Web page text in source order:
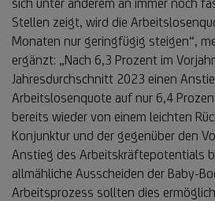
Stellen zeigt, wird die
Monaten nur geringfügig steigen“,
ergänzt: „Nach 6,3 Prozent im
Jahresdurchschnitt 2023 einen
Arbeitslosenquote auf nur 6,4
bereits wieder von einem leichten
Konjunktur und der gegenüber den
Anstieg des Arbeitskräftepotentials
allmähliche Ausscheiden der Baby-
Arbeitsprozess sollten dies